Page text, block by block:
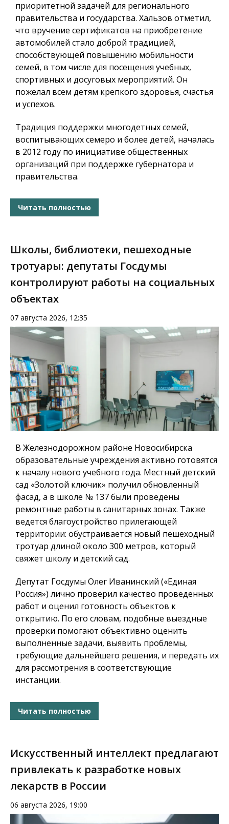
приоритетной задачей для регионального
правительства и государства. Хальзов отметил,
что вручение сертификатов на приобретение
автомобилей стало доброй традицией,
способствующей повышению мобильности
семей, в том числе для посещения учебных,
спортивных и досуговых мероприятий. Он
пожелал всем детям крепкого здоровья, счастья
и успехов.
Традиция поддержки многодетных семей,
воспитывающих семеро и более детей, началась
в 2012 году по инициативе общественных
организаций при поддержке губернатора и
правительства.
Читать полностью
Школы, библиотеки, пешеходные
тротуары: депутаты Госдумы
контролируют работы на социальных
объектах
07 августа 2026, 12:35
В Железнодорожном районе Новосибирска
образовательные учреждения активно готовятся
к началу нового учебного года. Местный детский
сад «Золотой ключик» получил обновленный
фасад, а в школе № 137 были проведены
ремонтные работы в санитарных зонах. Также
ведется благоустройство прилегающей
территории: обустраивается новый пешеходный
тротуар длиной около 300 метров, который
свяжет школу и детский сад.
Депутат Госдумы Олег Иванинский («Единая
Россия») лично проверил качество проведенных
работ и оценил готовность объектов к
открытию. По его словам, подобные выездные
проверки помогают объективно оценить
выполненные задачи, выявить проблемы,
требующие дальнейшего решения, и передать их
для рассмотрения в соответствующие
инстанции.
Читать полностью
Искусственный интеллект предлагают
привлекать к разработке новых
лекарств в России
06 августа 2026, 19:00